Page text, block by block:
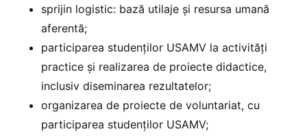
sprijin logistic: bază utilaje și resursa umană
aferentă;
participarea studenților USAMV la activități
practice și realizarea de proiecte didactice,
inclusiv diseminarea rezultatelor;
organizarea de proiecte de voluntariat, cu
participarea studenților USAMV;